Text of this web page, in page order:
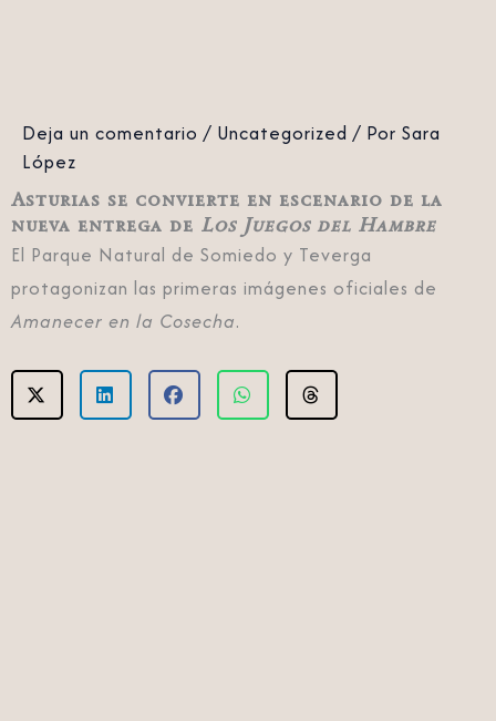
Deja un comentario / Uncategorized / Por Sara
López
Asturias se convierte en escenario de la
nueva entrega de Los Juegos del Hambre
El Parque Natural de Somiedo y Teverga
protagonizan las primeras imágenes oficiales de
Amanecer en la Cosecha.